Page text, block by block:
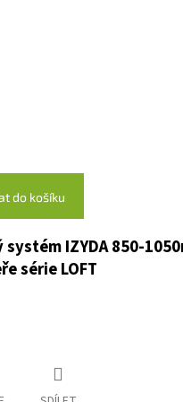
do košíku
IZYDA 850-
série LOFT